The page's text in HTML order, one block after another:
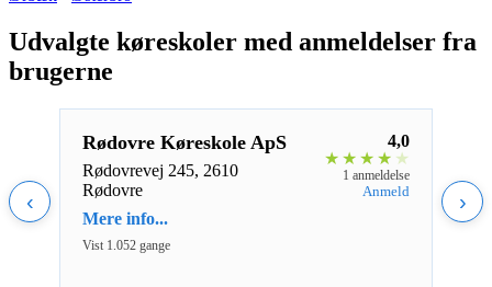
Udvalgte køreskoler med anmeldelser fra
brugerne
‹
Rødovre Køreskole ApS
Rødovrevej 245, 2610
Rødovre
Mere info...
Vist 1.052 gange
4,0
★ ★ ★ ★ ★
1 anmeldelse
Anmeld ›